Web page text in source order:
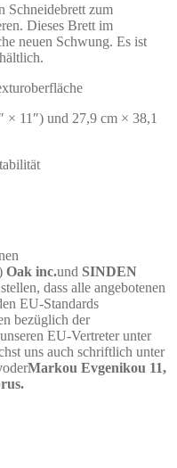
Schneidebrett zum
Dieses Brett im
neuen Schwung. Es ist
× 11″) und 27,9 cm × 38,1
Oak inc.und SINDEN
dass alle angebotenen
EU-Standards
bezüglich der
EU-Vertreter unter
uns auch schriftlich unter
oderMarkou Evgenikou 11,